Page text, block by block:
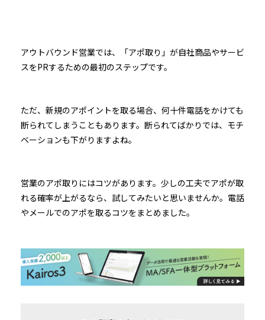
アウトバウンド営業では、「アポ取り」が自社商品やサービ
スをPRするための最初のステップです。
ただ、新規のアポイントを取る場合、何十件電話をかけても
断られてしまうこともあります。断られてばかりでは、モチ
ベーションも下がりますよね。
営業のアポ取りにはコツがあります。少しの工夫でアポが取
れる確率が上がるなら、試してみたいと思いませんか。電話
やメールでのアポを取るコツをまとめました。